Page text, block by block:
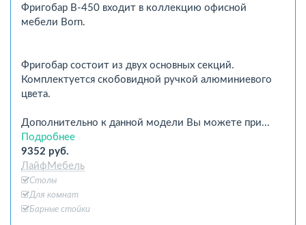
Фригобар В-450 входит в коллекцию офисной
мебели Born.
Фригобар состоит из двух основных секций.
Комплектуется скобовидной ручкой алюминиевого
цвета.
Дополнительно к данной модели Вы можете при...
Подробнее
9352 руб.
ЛайфМебель
Столы
Для комнат
Барные стойки